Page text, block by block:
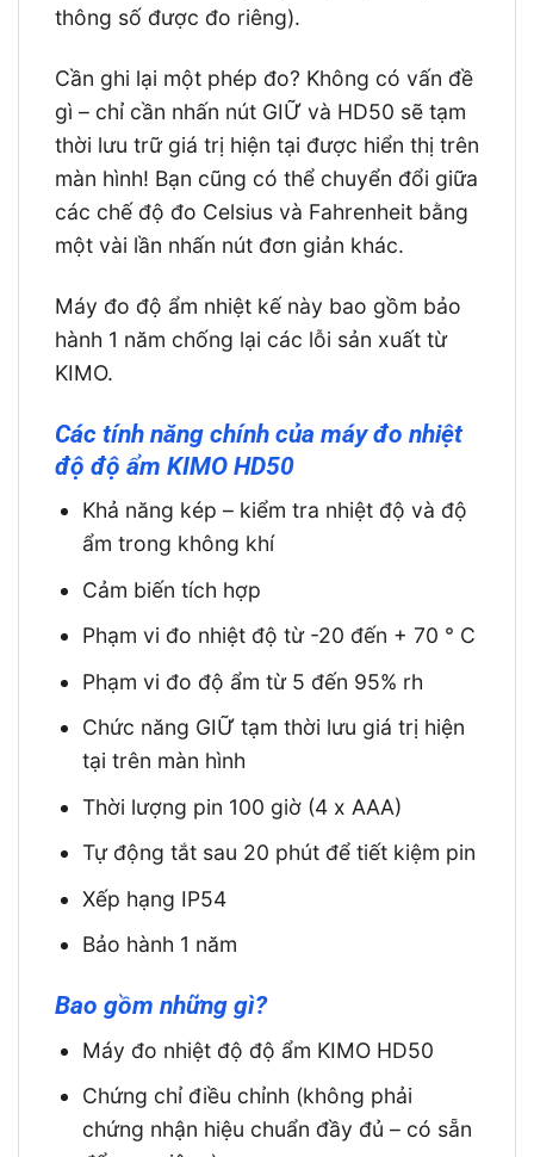
thông số được đo riêng).
Cần ghi lại một phép đo? Không có vấn đề
gì – chỉ cần nhấn nút GIỮ và HD50 sẽ tạm
thời lưu trữ giá trị hiện tại được hiển thị trên
màn hình! Bạn cũng có thể chuyển đổi giữa
các chế độ đo Celsius và Fahrenheit bằng
một vài lần nhấn nút đơn giản khác.
Máy đo độ ẩm nhiệt kế này bao gồm bảo
hành 1 năm chống lại các lỗi sản xuất từ ​​
KIMO.
Các tính năng chính của máy đo nhiệt
độ độ ẩm KIMO HD50
Khả năng kép – kiểm tra nhiệt độ và độ
ẩm trong không khí
Cảm biến tích hợp
Phạm vi đo nhiệt độ từ -20 đến + 70 ° C
Phạm vi đo độ ẩm từ 5 đến 95% rh
Chức năng GIỮ tạm thời lưu giá trị hiện
tại trên màn hình
Thời lượng pin 100 giờ (4 x AAA)
Tự động tắt sau 20 phút để tiết kiệm pin
Xếp hạng IP54
Bảo hành 1 năm
Bao gồm những gì?
Máy đo nhiệt độ độ ẩm KIMO HD50
Chứng chỉ điều chỉnh (không phải
chứng nhận hiệu chuẩn đầy đủ – có sẵn